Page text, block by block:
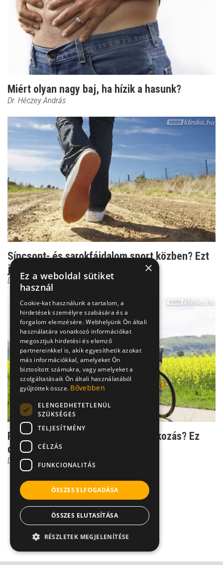
Miért olyan nagy baj, ha hízik a hasunk?
Dr. Héczey András
Sípcsont- és sarokfájdalom sport közben? Ezt
jelentheti!
Dr. Héczey András
Rendszeres mozgás, helyes táplálkozás? Ez
döntés kérdése!
Dr. Héczey András
×
Ez a weboldal sütiket
használ
Cookie-kat használunk a tartalom, a
hirdetések személyre szabására és a
forgalom elemzésére. Webhelyünk Ön általi
használatára vonatkozó információkat
megosztjuk hirdetési és elemző
partnereinkkel is, akik egyesíthetik azokat
más információkkal, amelyeket Ön
biztosított számukra, vagy amelyeket a
szolgáltatásaik Ön általi használatából
gyűjtöttek össze. Bővebben
ELENGEDHETETLENÜL
SZÜKSÉGES
TELJESÍTMÉNY
CÉLZÁS
FUNKCIONALITÁS
ÖSSZES ELFOGADÁSA
ÖSSZES ELUTASÍTÁSA
RÉSZLETEK MEGJELENÍTÉSE